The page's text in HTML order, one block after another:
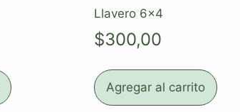
Llavero 6×4
$300,00
Agregar al carrito